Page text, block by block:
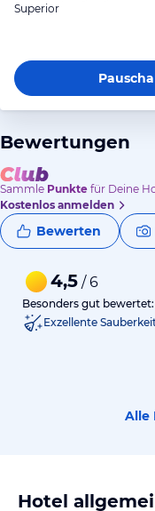
Superior
Bewertungen
Sammle Punkte für Deine
Kostenlos anmelden
Bewerten
4,5 / 6
Besonders gut bewertet:
Exzellente
Alle
Hotel